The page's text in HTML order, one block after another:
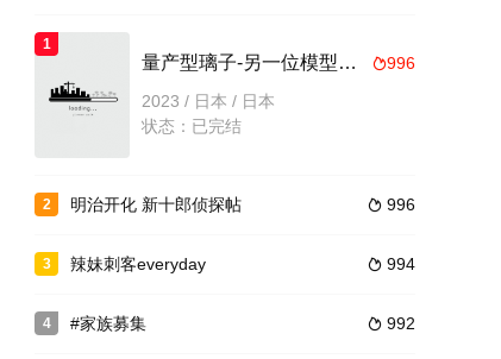
1
996
量产型璃子-另一位模型女子的人生组装记-
2023 / 日本 / 日本
状态：已完结
2  996
明治开化 新十郎侦探帖
3  994
辣妹刺客everyday
4  992
#家族募集